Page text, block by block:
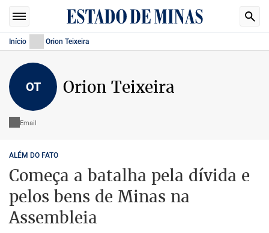
Início Orion Teixeira
OT Orion Teixeira
Email
ALÉM DO FATO
Começa a batalha pela dívida e
pelos bens de Minas na
Assembleia